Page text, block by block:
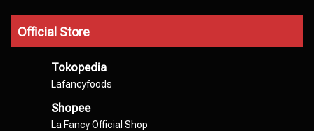
Official Store
Tokopedia
Lafancyfoods
Shopee
La Fancy Official Shop